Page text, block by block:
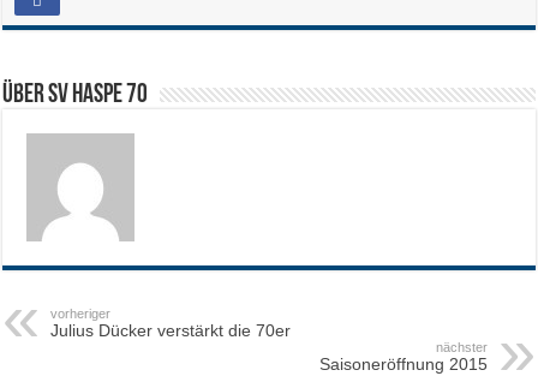
Über SV HASPE 70
vorheriger
Julius Dücker verstärkt die 70er
nächster
Saisoneröffnung 2015